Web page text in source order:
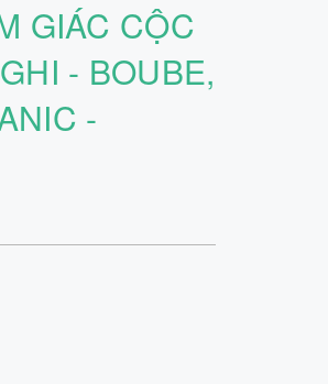
GIÁC CỘC
- BOUBE,
-